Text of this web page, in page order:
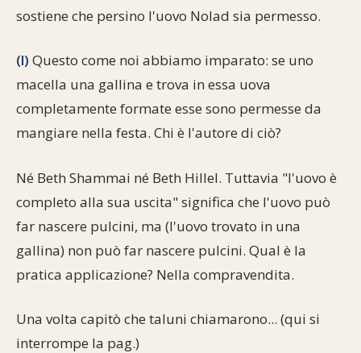
sostiene che persino l'uovo Nolad sia permesso.
(l) Questo come noi abbiamo imparato: se uno
macella una gallina e trova in essa uova
completamente formate esse sono permesse da
mangiare nella festa. Chi è l'autore di ciò?
Né Beth Shammai né Beth Hillel. Tuttavia "l'uovo è
completo alla sua uscita" significa che l'uovo può
far nascere pulcini, ma (l'uovo trovato in una
gallina) non può far nascere pulcini. Qual è la
pratica applicazione? Nella compravendita.
Una volta capitò che taluni chiamarono... (qui si
interrompe la pag.)